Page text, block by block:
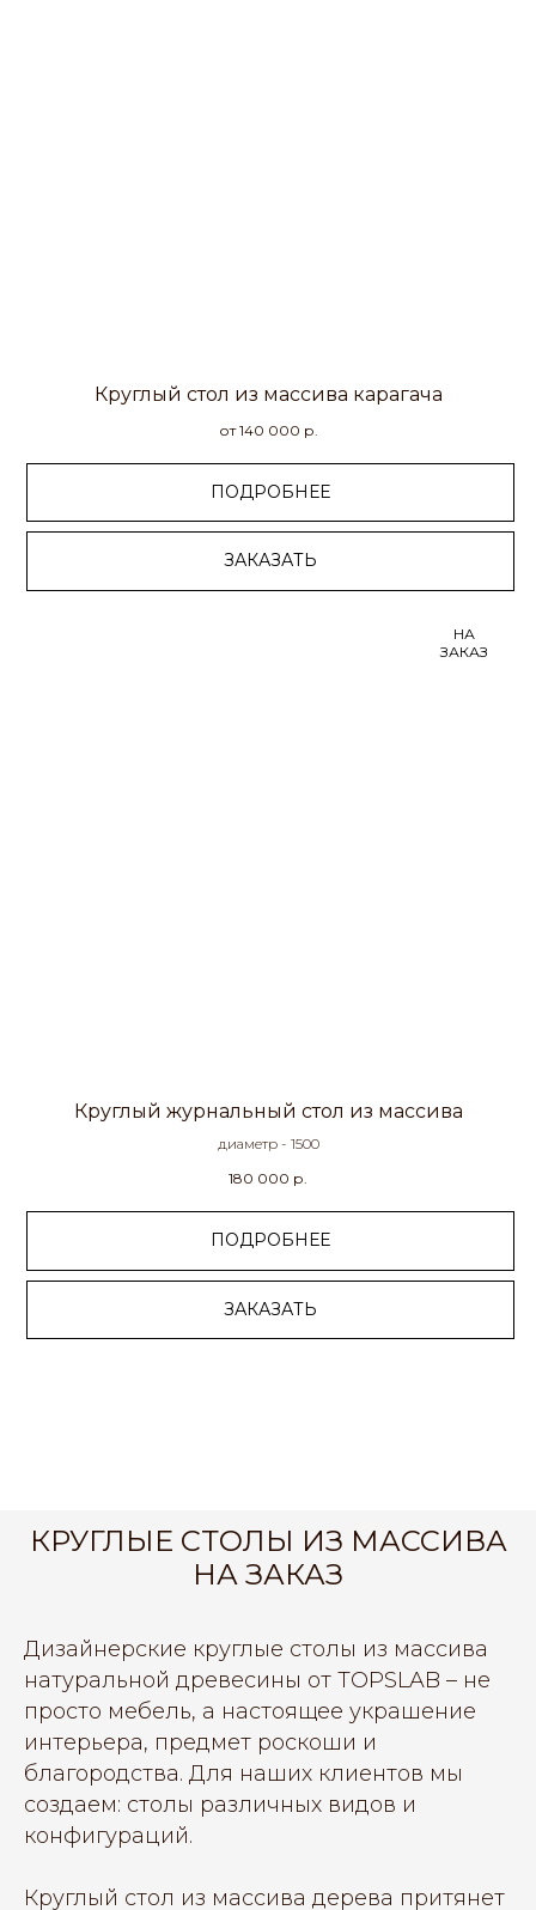
Круглый стол из массива карагача
от 140 000 р.
ПОДРОБНЕЕ
ЗАКАЗАТЬ
НА
ЗАКАЗ
Круглый журнальный стол из массива
диаметр - 1500
180 000 р.
ПОДРОБНЕЕ
ЗАКАЗАТЬ
КРУГЛЫЕ СТОЛЫ ИЗ МАССИВА
НА ЗАКАЗ
Дизайнерские круглые столы из массива
натуральной древесины от TOPSLAB – не
просто мебель, а настоящее украшение
интерьера, предмет роскоши и
благородства. Для наших клиентов мы
создаем: столы различных видов и
конфигураций.
Круглый стол из массива дерева притянет